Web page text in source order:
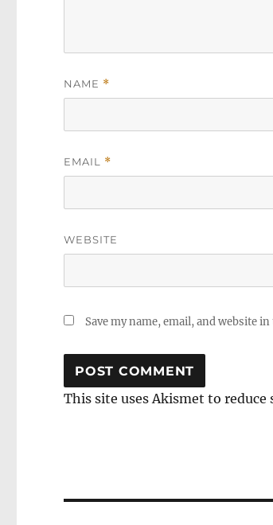
NAME *
EMAIL *
WEBSITE
Save my name, email, and website
This site uses Akismet to reduce